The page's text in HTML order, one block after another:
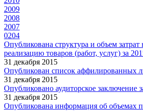
2009
2008
2007
0204
Опубликована структура и объем затрат
реализацию товаров (работ, услуг) за
31 декабря 2015
Опубликован список аффилированных
31 декабря 2015
Опубликовано аудиторское заключение
31 декабря 2015
Опубликована информация об объемах